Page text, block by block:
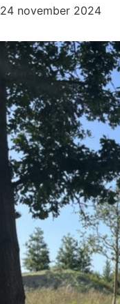
24 november 2024